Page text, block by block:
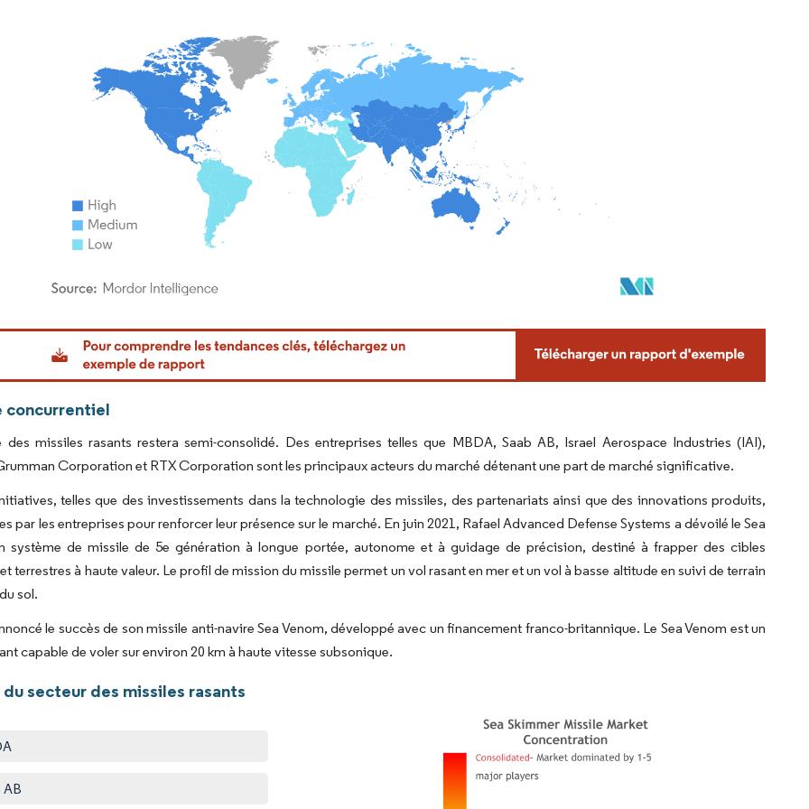
Intelligence. La réutilisation nécessite une attribution sous CC BY 4.0.
concurrentiel
des missiles rasants restera semi-consolidé. Des entreprises telles que MBDA, Saab AB, Israel Aerospace Industries (IAI),
Corporation et RTX Corporation sont les principaux acteurs du marché détenant une part de marché significative.
telles que des investissements dans la technologie des missiles, des partenariats ainsi que des innovations produits,
par les entreprises pour renforcer leur présence sur le marché. En juin 2021, Rafael Advanced Defense Systems a dévoilé le Sea
système de missile de 5e génération à longue portée, autonome et à guidage de précision, destiné à frapper des cibles
terrestres à haute valeur. Le profil de mission du missile permet un vol rasant en mer et un vol à basse altitude en suivi de terrain
sol.
le succès de son missile anti-navire Sea Venom, développé avec un financement franco-britannique. Le Sea Venom est un
capable de voler sur environ 20 km à haute vitesse subsonique.
secteur des missiles rasants
AB